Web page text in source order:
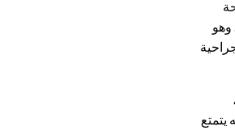
وهو
يتمتع